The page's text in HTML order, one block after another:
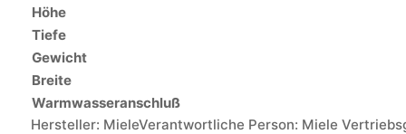
Höhe
Tiefe
Gewicht
Breite
Warmwasseranschluß
Hersteller: MieleVerantwortliche Person: Miele